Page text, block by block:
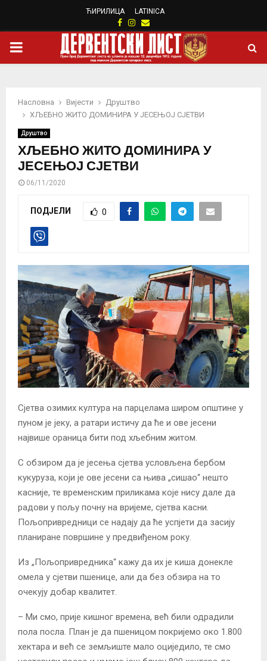
ЋИРИЛИЦА LATINICA
Facebook
Instagram
Email
PRIMARY
Насловна Вијести
Друштво
ХЉЕБНО ЖИТО ДОМИНИРА У ЈЕСЕЊОЈ СЈЕТВИ
Друштво
ХЉЕБНО ЖИТО ДОМИНИРА У
ЈЕСЕЊОЈ СЈЕТВИ
06/11/2020
ПОДЈЕЛИ 0
Сјетва озимих култура на парцелама широм општине у
пуном је јеку, а ратари истичу да ће и ове јесени
највише ораница бити под хљебним житом.
С обзиром да је јесења сјетва условљена бербом
кукуруза, који је ове јесени са њива „сишао“ нешто
касније, те временским приликама које нису дале да
радови у пољу почну на вријеме, сјетва касни.
Пољопривредници се надају да ће успјети да засију
планиране површине у предвиђеном року.
Из „Пољопривредника“ кажу да их је киша донекле
омела у сјетви пшенице, али да без обзира на то
очекују добар квалитет.
– Ми смо, прије кишног времена, већ били одрадили
пола посла. План је да пшеницом покријемо око 1.800
хектара и већ се земљиште мало оциједило, те смо